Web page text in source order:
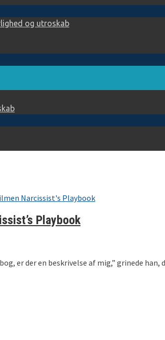
og utroskab
Playbook
er der en beskrivelse af mig,” grinede